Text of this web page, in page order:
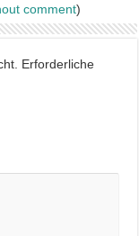
comment)
Erforderliche